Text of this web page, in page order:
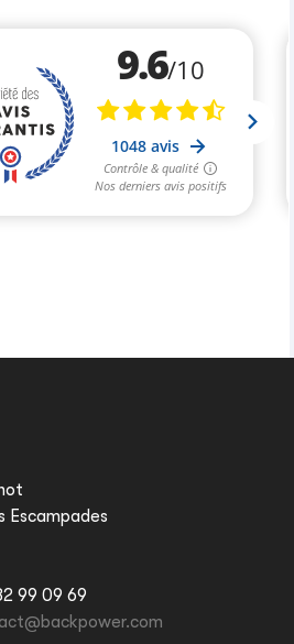
Escampades
99 09 69